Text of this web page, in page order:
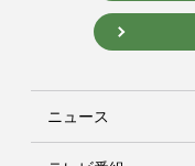
ニュース